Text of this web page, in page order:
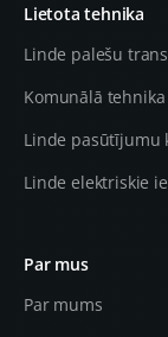
Lietota tehnika
Linde palešu
Komunālā tehnika
Linde pasūtījumu
Linde elektriskie
Par mus
Par mums